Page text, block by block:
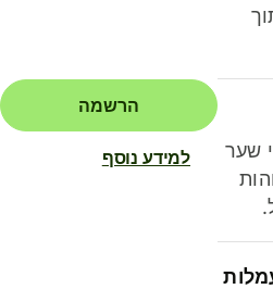
שער
הרשמה
למידע נוסף